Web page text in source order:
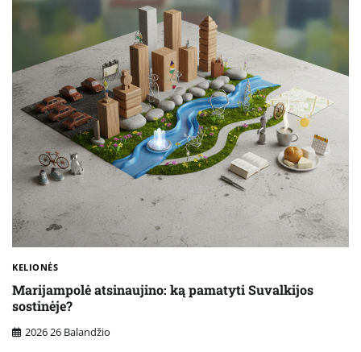
KELIONĖS
Marijampolė atsinaujino: ką pamatyti Suvalkijos
sostinėje?
2026 26 Balandžio